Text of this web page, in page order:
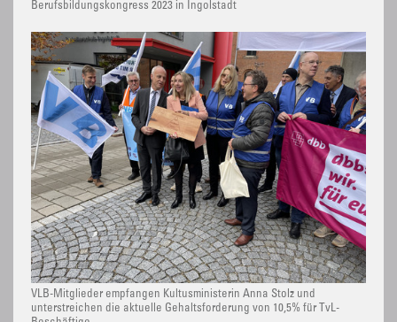
Berufsbildungskongress 2023 in Ingolstadt
VLB-Mitglieder empfangen Kultusministerin Anna Stolz und
unterstreichen die aktuelle Gehaltsforderung von 10,5% für TvL-